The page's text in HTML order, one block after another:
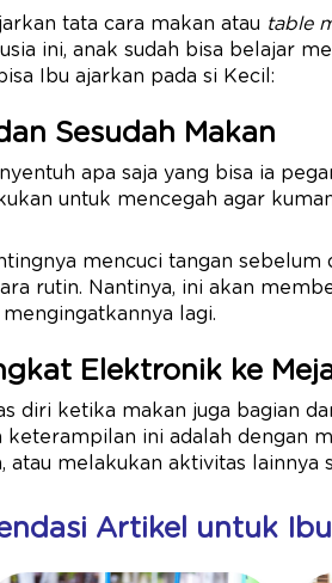
tata cara makan atau table
ini, anak sudah bisa belajar
Ibu ajarkan pada si Kecil:
Sesudah Makan
apa saja yang bisa ia
untuk mencegah agar
mencuci tangan sebelum
rutin. Nantinya, ini akan
lagi.
Elektronik ke
diri ketika makan juga bagian
ini adalah dengan
melakukan aktivitas lainnya
Artikel untuk Ibu